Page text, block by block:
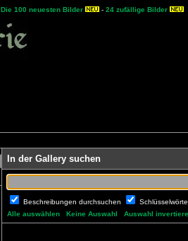
Die 100 neuesten Bilder - 24 zufällige Bilder
In der Gallery suchen
Beschreibungen durchsuchen
Alle auswählen
Keine Auswahl Auswahl